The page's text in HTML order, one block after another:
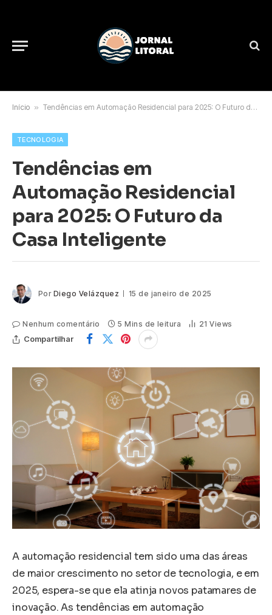
Início » Tendências em Automação Residencial para 2025: O Futuro da Casa Inteligente
TECNOLOGIA
Tendências em
Automação Residencial
para 2025: O Futuro da
Casa Inteligente
Por Diego Velázquez 15 de janeiro de 2025
Nenhum comentário 5 Mins de leitura 21Views
Compartilhar
A automação residencial tem sido uma das áreas
de maior crescimento no setor de tecnologia, e em
2025, espera-se que ela atinja novos patamares de
inovação. As tendências em automação